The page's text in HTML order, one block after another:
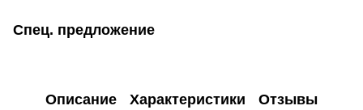
Спец. предложение
Описание Характеристики Отзывы